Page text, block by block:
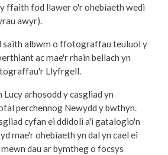
ffaith fod llawer o'r ohebiaeth wedi
awyr).
saith albwm o ffotograffau teuluol y
ac mae'r rhain bellach yn
Llyfrgell.
arhosodd y casgliad yn
perchennog Newydd y bwthyn.
cyfan ei ddidoli a'i gatalogio'n
mae'r ohebiaeth yn dal yn cael ei
dau ar bymtheg o focsys